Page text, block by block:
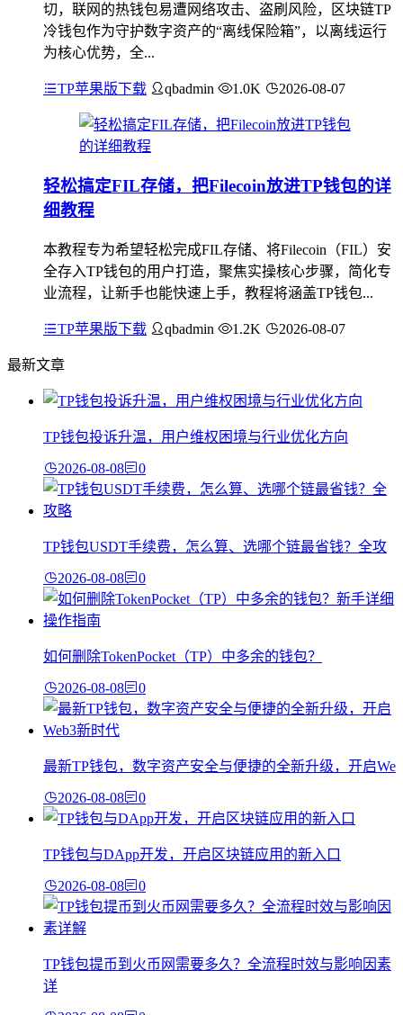
切，联网的热钱包易遭网络攻击、盗刷风险，区块链TP
冷钱包作为守护数字资产的“离线保险箱”，以离线运行
为核心优势，全...
TP苹果版下载 qbadmin 1.0K 2026-08-07
轻松搞定FIL存储，把Filecoin放进TP钱包的详
细教程
本教程专为希望轻松完成FIL存储、将Filecoin（FIL）安
全存入TP钱包的用户打造，聚焦实操核心步骤，简化专
业流程，让新手也能快速上手，教程将涵盖TP钱包...
TP苹果版下载 qbadmin 1.2K 2026-08-07
最新文章
TP钱包投诉升温，用户维权困境与行业优化方向
2026-08-08 0
TP钱包USDT手续费，怎么算、选哪个链最省钱？全攻
2026-08-08 0
如何删除TokenPocket（TP）中多余的钱包？
2026-08-08 0
最新TP钱包，数字资产安全与便捷的全新升级，开启We
2026-08-08 0
TP钱包与DApp开发，开启区块链应用的新入口
2026-08-08 0
TP钱包提币到火币网需要多久？全流程时效与影响因素
详